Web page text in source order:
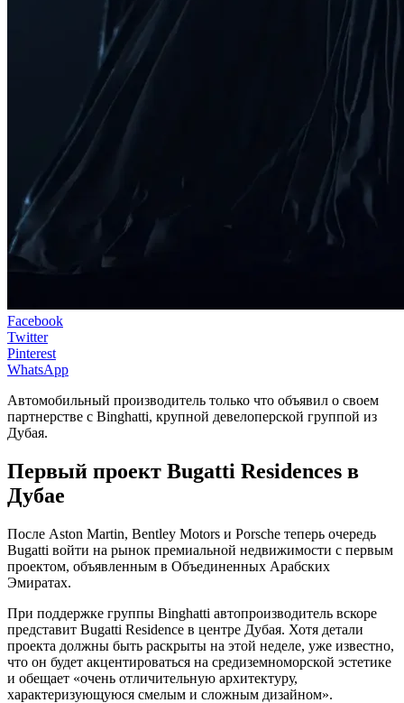
Facebook
Twitter
Pinterest
WhatsApp
Автомобильный производитель только что объявил о своем
партнерстве с Binghatti, крупной девелоперской группой из
Дубая.
Первый проект Bugatti Residences в
Дубае
После Aston Martin, Bentley Motors и Porsche теперь очередь
Bugatti войти на рынок премиальной недвижимости с первым
проектом, объявленным в Объединенных Арабских
Эмиратах.
При поддержке группы Binghatti автопроизводитель вскоре
представит Bugatti Residence в центре Дубая. Хотя детали
проекта должны быть раскрыты на этой неделе, уже известно,
что он будет акцентироваться на средиземноморской эстетике
и обещает «очень отличительную архитектуру,
характеризующуюся смелым и сложным дизайном».